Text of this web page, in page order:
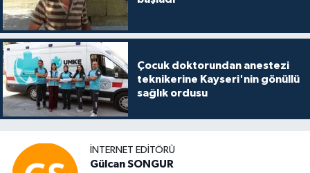
Çocuk doktorundan anestezi
teknikerine Kayseri'nin gönüllü
sağlık ordusu
İNTERNET EDITÖRÜ
Gülcan SONGUR